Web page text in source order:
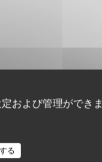
および管理ができま
る